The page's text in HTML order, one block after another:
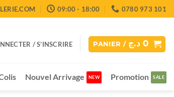
09:00 - 18:00 0780 973 101
/ S’INSCRIRE PANIER / 0 د.ج
Nouvel Arrivage Promotion